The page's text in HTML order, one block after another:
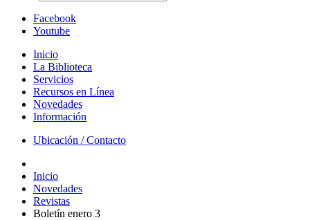
Facebook
Youtube
Inicio
La Biblioteca
Servicios
Recursos en Línea
Novedades
Información
Ubicación / Contacto
Inicio
Novedades
Revistas
Boletín enero 3